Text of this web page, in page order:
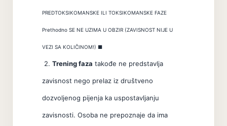
PREDTOKSIKOMANSKE ILI TOKSIKOMANSKE FAZE
Prethodno SE NE UZIMA U OBZIR (ZAVISNOST NIJE U
VEZI SA KOLIČINOM!) ■
2. Trening faza takođe ne predstavlja
zavisnost nego prelaz iz društveno
dozvoljenog pijenja ka uspostavljanju
zavisnosti. Osoba ne prepoznaje da ima